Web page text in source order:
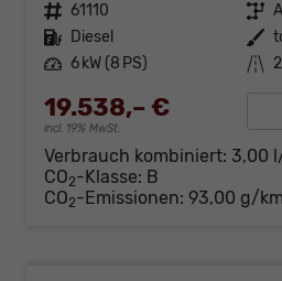
Fahrzeugnr. 61110 Getriebe
Kraftstoff Diesel Außenfarbe
Leistung 6 kW (8 PS) Kilometerstand
19.538,– €
incl. 19% MwSt.
Verbrauch kombiniert: 3,00
CO2-Klasse: B
CO2-Emissionen: 93,00 g/km